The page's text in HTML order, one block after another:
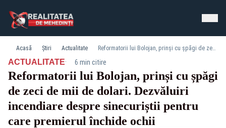
Acasă Știri Actualitate Reformatorii lui Bolojan, prinși cu șpăgi de zeci de mii de dolari. Dezvăluiri incendiare despre sinecuriștii pentru care premierul închide ochii
ACTUALITATE· 6 min citire
Reformatorii lui Bolojan, prinși cu șpăgi
de zeci de mii de dolari. Dezvăluiri
incendiare despre sinecuriștii pentru
care premierul închide ochii